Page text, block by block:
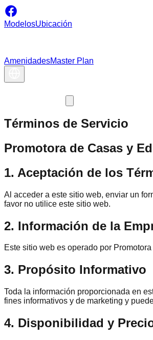
ModelosUbicación
AmenidadesMaster Plan
Términos de Servicio
Promotora de Casas y
1. Aceptación de los
Al acceder a este sitio web, enviar un
favor no utilice este sitio web.
2. Información de la
Este sitio web es operado por
3. Propósito Informativo
Toda la información proporcionada en
fines informativos y de marketing y
4. Disponibilidad y